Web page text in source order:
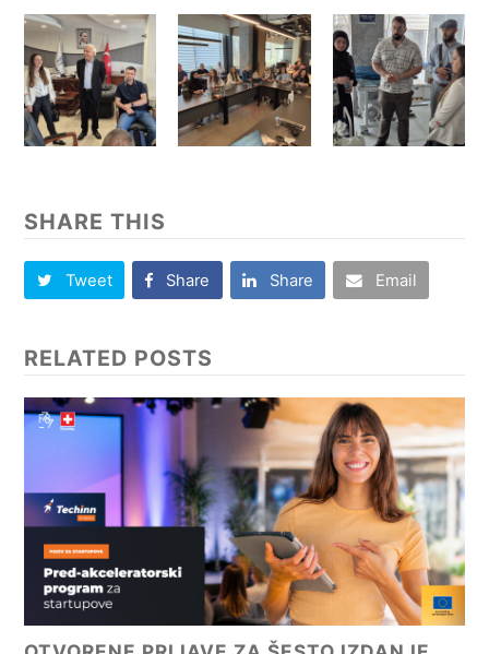
SHARE THIS
Tweet Share Share Email
RELATED POSTS